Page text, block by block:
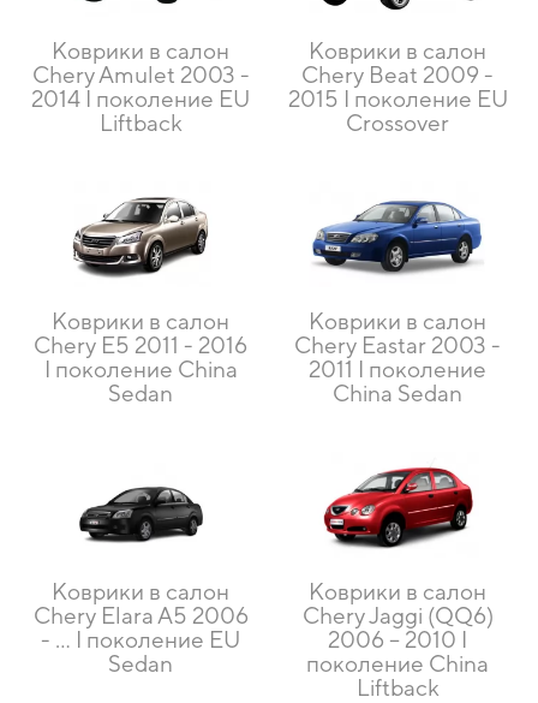
Коврики в салон
Chery Amulet 2003 -
2014 I поколение EU
Liftback
Коврики в салон
Chery Beat 2009 -
2015 I поколение EU
Crossover
Коврики в салон
Chery E5 2011 - 2016
I поколение China
Sedan
Коврики в салон
Chery Eastar 2003 -
2011 I поколение
China Sedan
Коврики в салон
Chery Elara A5 2006
- … I поколение EU
Sedan
Коврики в салон
Chery Jaggi (QQ6)
2006 – 2010 I
поколение China
Liftback